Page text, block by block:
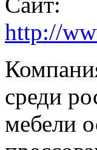
http://
среди
мебели